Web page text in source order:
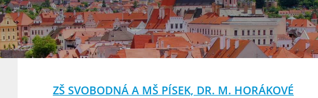
ZŠ SVOBODNÁ A MŠ PÍSEK, DR. M. HORÁKOVÉ